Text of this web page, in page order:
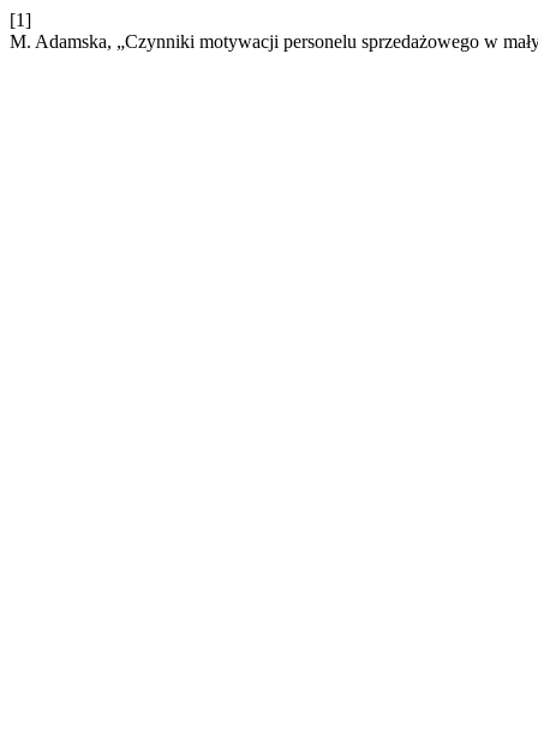
[1]
M. Adamska, „Czynniki motywacji personelu sprzedażowego w